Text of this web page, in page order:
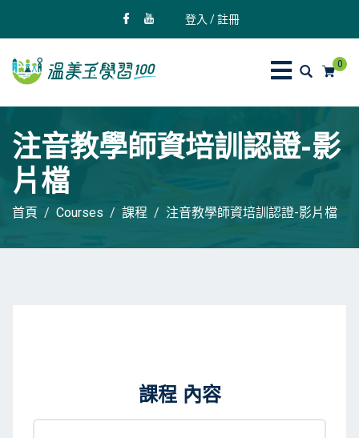
登入 / 註冊
0
注音教學師資培訓認證-影
片檔
首頁 Courses 課程 注音教學師資培訓認證-影片檔
課程 內容